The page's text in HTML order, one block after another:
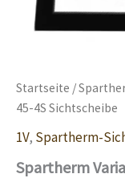
Startseite /
45-4S Sichtscheibe
1V, Spartherm-
Spartherm